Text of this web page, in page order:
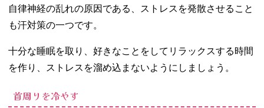
自律神経の乱れの原因である、ストレスを発散させること
も汗対策の一つです。
十分な睡眠を取り、好きなことをしてリラックスする時間
を作り、ストレスを溜め込まないようにしましょう。
首周りを冷やす